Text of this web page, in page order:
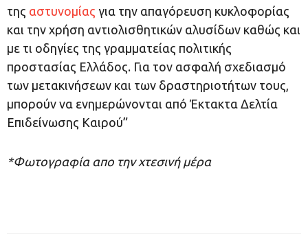
της αστυνομίας για την απαγόρευση κυκλοφορίας
και την χρήση αντιολισθητικών αλυσίδων καθώς και
με τι οδηγίες της γραμματείας πολιτικής
προστασίας Ελλάδος. Για τον ασφαλή σχεδιασμό
των μετακινήσεων και των δραστηριοτήτων τους,
μπορούν να ενημερώνονται από Έκτακτα Δελτία
Επιδείνωσης Καιρού”
*Φωτογραφία απο την χτεσινή μέρα